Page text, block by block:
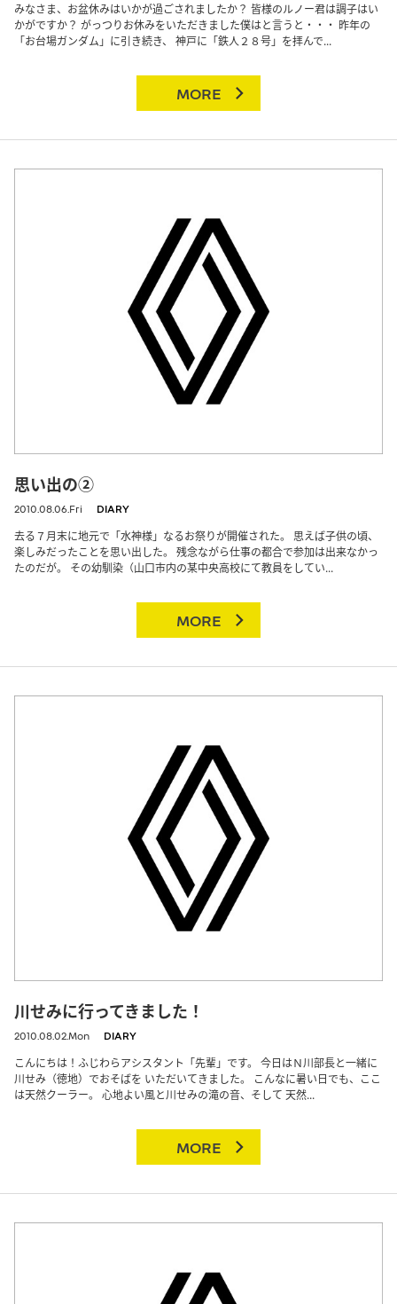
みなさま、お盆休みはいかが過ごされましたか？ 皆様のルノー君は調子はい
かがですか？ がっつりお休みをいただきました僕はと言うと・・・ 昨年の
「お台場ガンダム」に引き続き、 神戸に「鉄人２８号」を拝んで...
MORE
思い出の②
2010.08.06.Fri DIARY
去る７月末に地元で「水神様」なるお祭りが開催された。 思えば子供の頃、
楽しみだったことを思い出した。 残念ながら仕事の都合で参加は出来なかっ
たのだが。 その幼馴染（山口市内の某中央高校にて教員をしてい...
MORE
川せみに行ってきました！
2010.08.02.Mon DIARY
こんにちは！ふじわらアシスタント「先輩」です。 今日はＮ川部長と一緒に
川せみ（徳地）でおそばを いただいてきました。 こんなに暑い日でも、ここ
は天然クーラー。 心地よい風と川せみの滝の音、そして 天然...
MORE